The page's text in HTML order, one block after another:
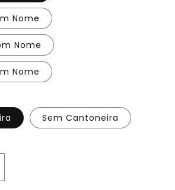
Nome
Nome
Nome
Sem Cantoneira